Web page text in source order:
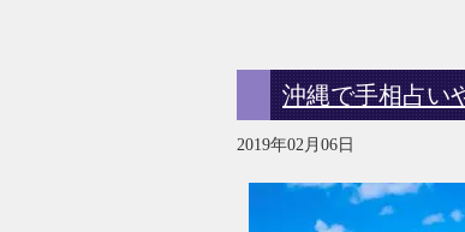
沖縄で手相占い
2019年02月06日